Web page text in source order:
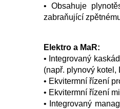
• Obsahuje
zabraňující
Elektro a MaR:
• Integrovaný
(např. plynový kotel,
• Ekvitermní řízení
• Ekvitermní řízení
• Integrovaný